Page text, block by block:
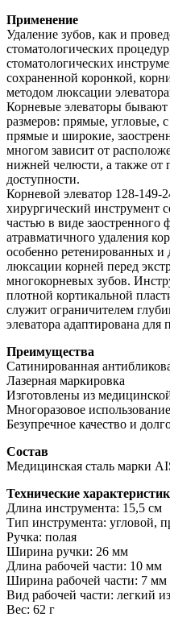
Применение
Удаление зубов, как и
стоматологических
стоматологических
сохраненной коронкой,
методом люксации
Корневые элеваторы
размеров: прямые, угловые,
прямые и широкие,
многом зависит от
нижней челюсти, а также от
доступности.
Корневой элеватор 128-
хирургический инструмент
частью в виде заостренного
атравматичного удаления
особенно ретенированных
люксации корней перед
многокорневых зубов.
плотной кортикальной
служит ограничителем
элеватора адаптирована
Преимущества
Сатинированная
Лазерная маркировка
Изготовлены из
Многоразовое
Безупречное качество и
Состав
Медицинская сталь марки
Технические
Длина инструмента: 15,5 см
Тип инструмента: угловой,
Ручка: полая
Ширина ручки: 26 мм
Длина рабочей части: 10 мм
Ширина рабочей части: 7 мм
Вид рабочей части: легкий
Вес: 62 г